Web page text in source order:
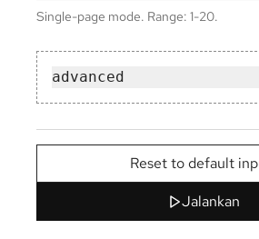
Single-page mode. Range: 1-20.
advanced
Reset to default
Jalankan